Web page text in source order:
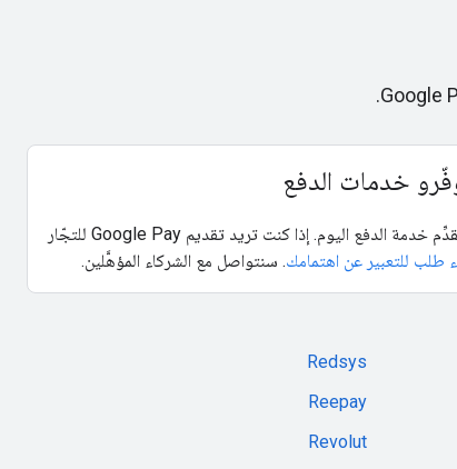
خدمات الدفع
يمكنك إتاحة استخدام Google Pay كمقدِّم خدمة الدفع اليوم. إذا كنت تريد تقديم Google Pay للتجّار
طلب للتعبير عن اهتمامك. سنتواصل مع الشركاء المؤهَّلين.
Redsys
Reepay
Revolut